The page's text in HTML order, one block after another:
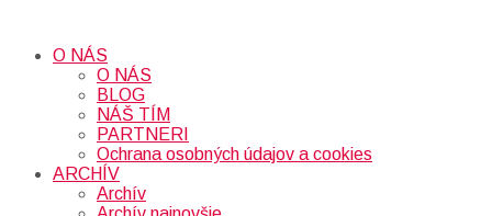
O NÁS
O NÁS
BLOG
NÁŠ TÍM
PARTNERI
Ochrana osobných údajov a cookies
ARCHÍV
Archív